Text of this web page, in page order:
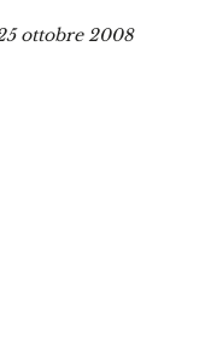
ottobre 2008